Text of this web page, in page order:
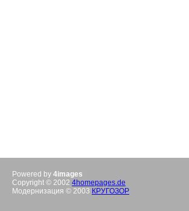
Powered by 4images
Copyright © 2002 4homepages.de
Модернизация © 2003 КРУГОЗОР